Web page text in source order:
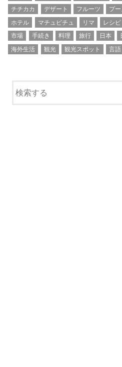
チチカカ
デザート フルーツ プー
ホテル
マチュピチュ リマ レシピ
市場
手続き 料理 旅行 日本
海外生活
観光 観光スポット 言語